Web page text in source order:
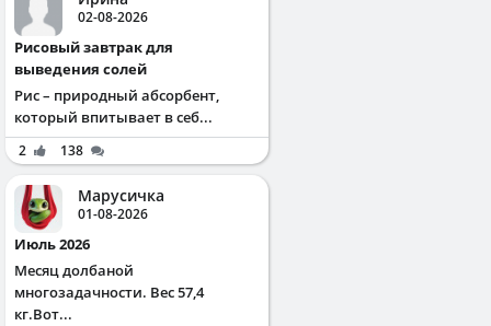
02-08-2026
Рисовый завтрак для
выведения солей
Рис – природный абсорбент,
который впитывает в себ...
2 138
Марусичка
01-08-2026
Июль 2026
Месяц долбаной
многозадачности. Вес 57,4
кг.Вот...